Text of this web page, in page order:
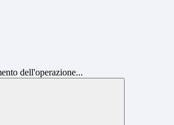
dell'operazione...